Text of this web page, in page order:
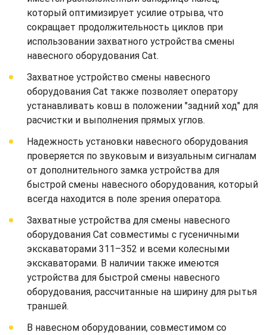
который оптимизирует усилие отрыва, что
сокращает продолжительность циклов при
использовании захватного устройства смены
навесного оборудования Cat.
Захватное устройство смены навесного
оборудования Cat также позволяет оператору
устанавливать ковш в положении "задний ход" для
расчистки и выполнения прямых углов.
Надежность установки навесного оборудования
проверяется по звуковым и визуальным сигналам
от дополнительного замка устройства для
быстрой смены навесного оборудования, который
всегда находится в поле зрения оператора.
Захватные устройства для смены навесного
оборудования Cat совместимы с гусеничными
экскаваторами 311–352 и всеми колесными
экскаваторами. В наличии также имеются
устройства для быстрой смены навесного
оборудования, рассчитанные на ширину для рытья
траншей.
В навесном оборудовании, совместимом со